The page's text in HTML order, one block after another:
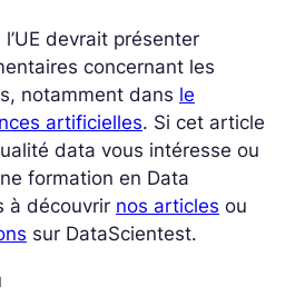
devrait présenter
concernant les
notamment dans le
artificielles. Si cet article
data vous intéresse ou
formation en Data
à découvrir nos articles ou
sur DataScientest.